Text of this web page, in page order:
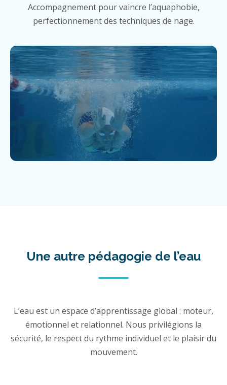
Accompagnement pour vaincre l’aquaphobie,
perfectionnement des techniques de nage.
Une autre pédagogie de l’eau
L’eau est un espace d’apprentissage global : moteur,
émotionnel et relationnel. Nous privilégions la
sécurité, le respect du rythme individuel et le plaisir du
mouvement.